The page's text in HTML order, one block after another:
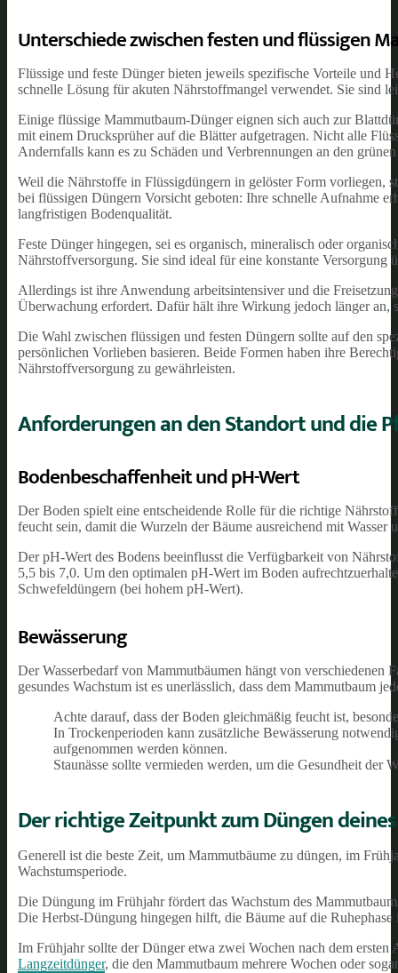
Unterschiede zwischen festen und flüssigen
Flüssige und feste Dünger bieten jeweils spezifische Vorteile und
schnelle Lösung für akuten Nährstoffmangel verwendet. Sie sind
Einige flüssige Mammutbaum-Dünger eignen sich auch zur
mit einem Drucksprüher auf die Blätter aufgetragen. Nicht alle
Andernfalls kann es zu Schäden und Verbrennungen an den
Weil die Nährstoffe in Flüssigdüngern in gelöster Form vorliegen,
bei flüssigen Düngern Vorsicht geboten: Ihre schnelle Aufnahme
langfristigen Bodenqualität.
Feste Dünger hingegen, sei es organisch, mineralisch oder
Nährstoffversorgung. Sie sind ideal für eine konstante Versorgung
Allerdings ist ihre Anwendung arbeitsintensiver und die
Überwachung erfordert. Dafür hält ihre Wirkung jedoch länger an,
Die Wahl zwischen flüssigen und festen Düngern sollte auf den
persönlichen Vorlieben basieren. Beide Formen haben ihre
Nährstoffversorgung zu gewährleisten.
Anforderungen an den Standort und die
Bodenbeschaffenheit und pH-Wert
Der Boden spielt eine entscheidende Rolle für die richtige
feucht sein, damit die Wurzeln der Bäume ausreichend mit Wasser
Der pH-Wert des Bodens beeinflusst die Verfügbarkeit von
5,5 bis 7,0. Um den optimalen pH-Wert im Boden
Schwefeldüngern (bei hohem pH-Wert).
Bewässerung
Der Wasserbedarf von Mammutbäumen hängt von verschiedenen
gesundes Wachstum ist es unerlässlich, dass dem Mammutbaum
Achte darauf, dass der Boden gleichmäßig feucht ist,
In Trockenperioden kann zusätzliche Bewässerung
aufgenommen werden können.
Staunässe sollte vermieden werden, um die Gesundheit der
Der richtige Zeitpunkt zum Düngen
Generell ist die beste Zeit, um Mammutbäume zu düngen, im
Wachstumsperiode.
Die Düngung im Frühjahr fördert das Wachstum des
Die Herbst-Düngung hingegen hilft, die Bäume auf die
Im Frühjahr sollte der Dünger etwa zwei Wochen nach dem
Langzeitdünger, die den Mammutbaum mehrere Wochen oder